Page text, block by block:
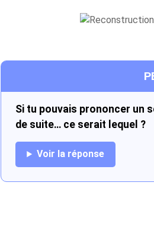
Si tu pouvais prononcer un
de suite… ce serait lequel ?
Voir la réponse